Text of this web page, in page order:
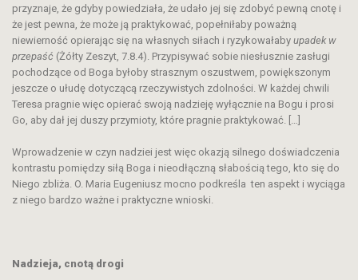
przyznaje, że gdyby powiedziała, że udało jej się zdobyć pewną cnotę i
że jest pewna, że może ją praktykować, popełniłaby poważną
niewierność opierając się na własnych siłach i ryzykowałaby upadek w
przepaść (Żółty Zeszyt, 7.8.4). Przypisywać sobie niesłusznie zasługi
pochodzące od Boga byłoby strasznym oszustwem, powiększonym
jeszcze o ułudę dotyczącą rzeczywistych zdolności. W każdej chwili
Teresa pragnie więc opierać swoją nadzieję wyłącznie na Bogu i prosi
Go, aby dał jej duszy przymioty, które pragnie praktykować. […]
Wprowadzenie w czyn nadziei jest więc okazją silnego doświadczenia
kontrastu pomiędzy siłą Boga i nieodłączną słabością tego, kto się do
Niego zbliża. O. Maria Eugeniusz mocno podkreśla ten aspekt i wyciąga
z niego bardzo ważne i praktyczne wnioski.
Nadzieja, cnotą drogi